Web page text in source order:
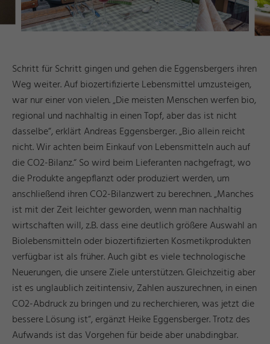
Schritt für Schritt gingen und gehen die Eggensbergers ihren
Weg weiter. Auf biozertifizierte Lebensmittel umzusteigen,
war nur einer von vielen. „Die meisten Menschen werfen bio,
regional und nachhaltig in einen Topf, aber das ist nicht
dasselbe“, erklärt Andreas Eggensberger. „Bio allein reicht
nicht. Wir achten beim Einkauf von Lebensmitteln auch auf
die CO2-Bilanz.“ So wird beim Lieferanten nachgefragt, wo
die Produkte angepflanzt oder produziert werden, um
anschließend ihren CO2-Bilanzwert zu berechnen. „Manches
ist mit der Zeit leichter geworden, wenn man nachhaltig
wirtschaften will, z.B. dass eine deutlich größere Auswahl an
Biolebensmitteln oder biozertifizierten Kosmetikprodukten
verfügbar ist als früher. Auch gibt es viele technologische
Neuerungen, die unsere Ziele unterstützen. Gleichzeitig aber
ist es unglaublich zeitintensiv, Zahlen auszurechnen, in einen
CO2-Abdruck zu bringen und zu recherchieren, was jetzt die
bessere Lösung ist“, ergänzt Heike Eggensberger. Trotz des
Aufwands ist das Vorgehen für beide aber unabdingbar.